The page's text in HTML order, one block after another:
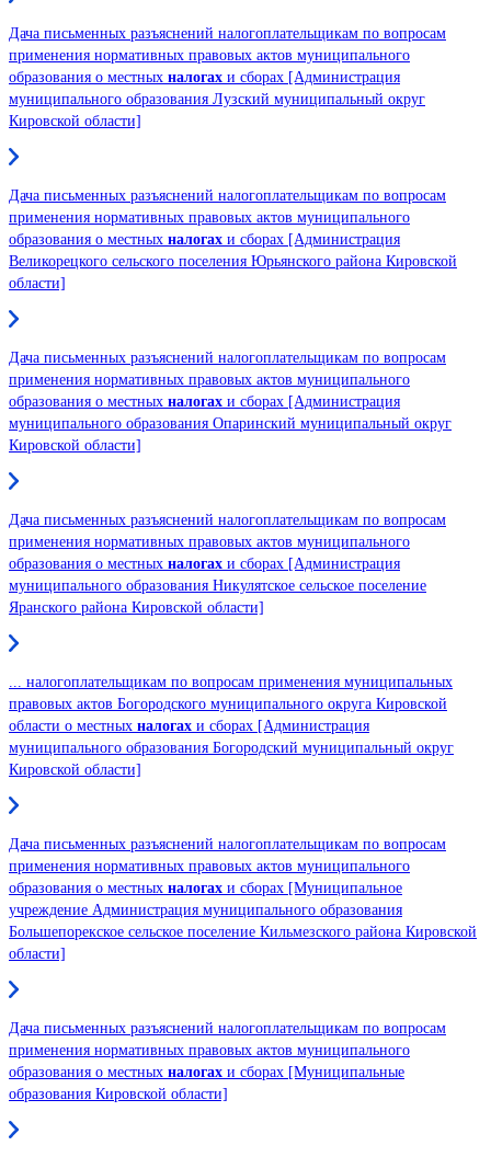
Дача письменных разъяснений налогоплательщикам по вопросам
применения нормативных правовых актов муниципального
образования о местных налогах и сборах [Администрация
муниципального образования Лузский муниципальный округ
Кировской области]
Дача письменных разъяснений налогоплательщикам по вопросам
применения нормативных правовых актов муниципального
образования о местных налогах и сборах [Администрация
Великорецкого сельского поселения Юрьянского района Кировской
области]
Дача письменных разъяснений налогоплательщикам по вопросам
применения нормативных правовых актов муниципального
образования о местных налогах и сборах [Администрация
муниципального образования Опаринский муниципальный округ
Кировской области]
Дача письменных разъяснений налогоплательщикам по вопросам
применения нормативных правовых актов муниципального
образования о местных налогах и сборах [Администрация
муниципального образования Никулятское сельское поселение
Яранского района Кировской области]
... налогоплательщикам по вопросам применения муниципальных
правовых актов Богородского муниципального округа Кировской
области о местных налогах и сборах [Администрация
муниципального образования Богородский муниципальный округ
Кировской области]
Дача письменных разъяснений налогоплательщикам по вопросам
применения нормативных правовых актов муниципального
образования о местных налогах и сборах [Муниципальное
учреждение Администрация муниципального образования
Большепорекское сельское поселение Кильмезского района Кировской
области]
Дача письменных разъяснений налогоплательщикам по вопросам
применения нормативных правовых актов муниципального
образования о местных налогах и сборах [Муниципальные
образования Кировской области]